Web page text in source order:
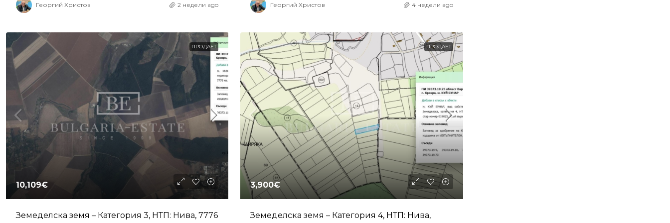
Георгий Христов 2 недели ago Георгий Христов 4 недели ago
ПРОДАЕТ
10,109€
Земеделска земя – Категория 3, НТП: Нива, 7776
ПРОДАЕТ
3,900€
Земеделска земя – Категория 4, НТП: Нива,